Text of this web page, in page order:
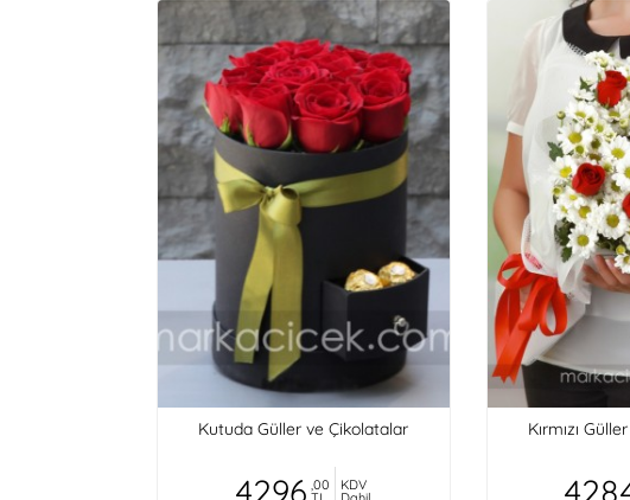
Kutuda Güller ve Çikolatalar
4296 ,00 KDV
Kırmızı